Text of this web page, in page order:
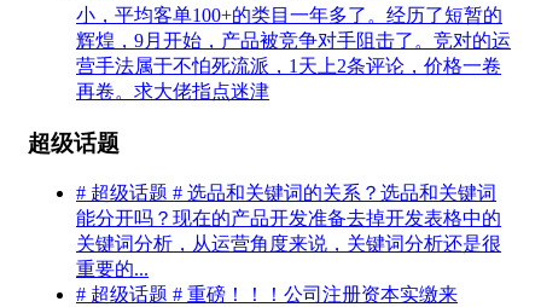
小，平均客单100+的类目一年多了。经历了短暂的
辉煌，9月开始，产品被竞争对手阻击了。竞对的运
营手法属于不怕死流派，1天上2条评论，价格一卷
再卷。求大佬指点迷津
超级话题
# 超级话题 # 选品和关键词的关系？选品和关键词
能分开吗？现在的产品开发准备去掉开发表格中的
关键词分析，从运营角度来说，关键词分析还是很
重要的...
# 超级话题 # 重磅！！！公司注册资本实缴来